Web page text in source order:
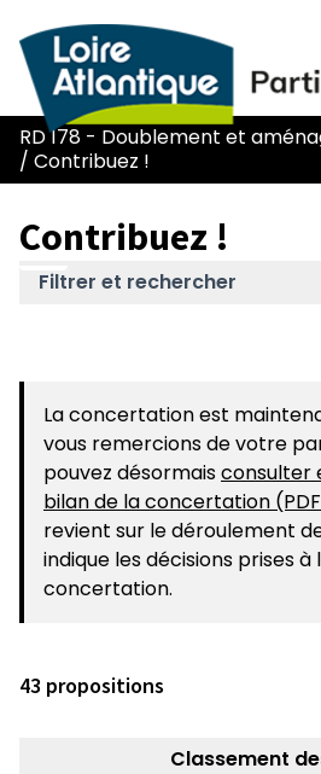
/ Contribuez !
Contribuez !
Filtrer et rechercher
La concertation est
vous remercions de votre
pouvez désormaisconsulter
bilan de la concertation
revient sur le déroulement
indique les décisions prises
concertation.
43 propositions
Classement